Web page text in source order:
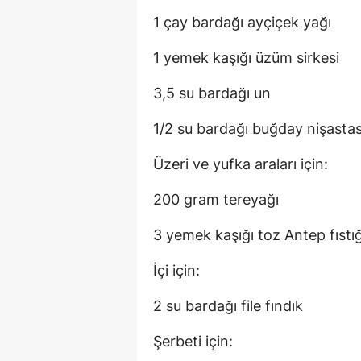
1 çay bardağı ayçiçek yağı
1 yemek kaşığı üzüm sirkesi
3,5 su bardağı un
1/2 su bardağı buğday
Üzeri ve yufka araları için:
200 gram tereyağı
3 yemek kaşığı toz Antep
İçi için:
2 su bardağı file fındık
Şerbeti için: